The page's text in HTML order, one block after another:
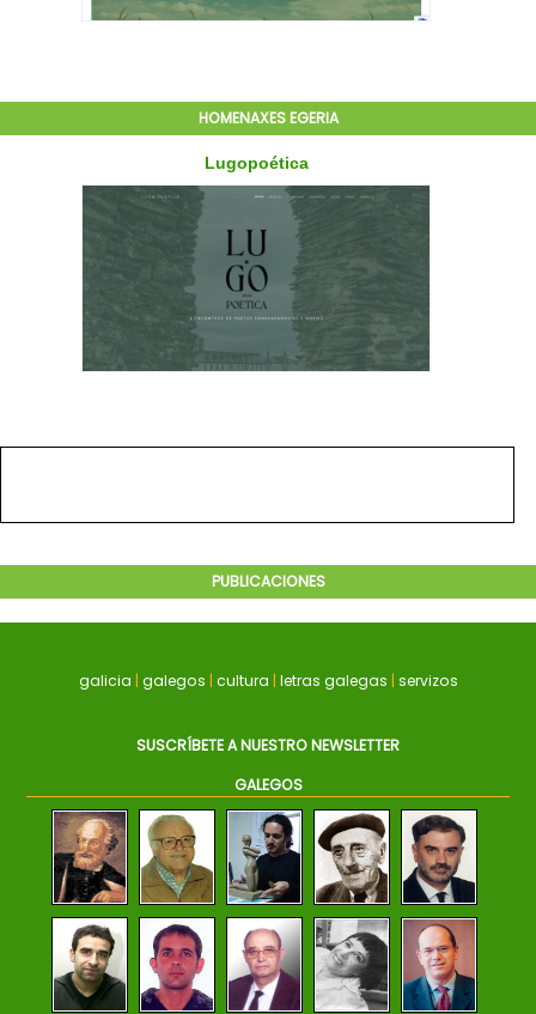
HOMENAXES EGERIA
PUBLICACIONES
galicia galegos cultura letras galegas servizos
SUSCRÍBETE A NUESTRO NEWSLETTER
GALEGOS